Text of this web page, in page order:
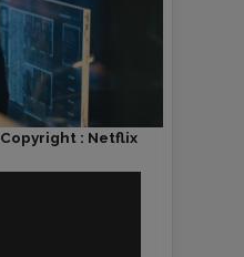
Copyright : Netflix